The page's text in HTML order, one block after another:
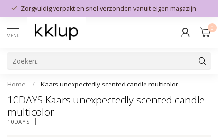
Zorgvuldig verpakt en snel verzonden vanuit eigen magazijn
MENU
0
Home / Kaars unexpectedly scented candle multicolor
10DAYS Kaars unexpectedly scented candle
multicolor
10DAYS